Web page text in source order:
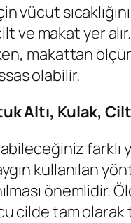
ve makat yer
makattan ölçüm
olabilir.
Altı, Kulak,
farklı
kullanılan
önemlidir.
cilde tam olarak